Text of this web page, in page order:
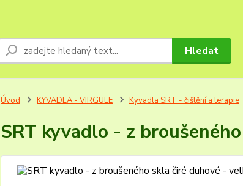
Hledat
Úvod KYVADLA - VIRGULE Kyvadla SRT - čištění a terapie
SRT kyvadlo - z